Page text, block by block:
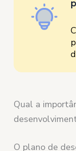
Qual a
O plano de